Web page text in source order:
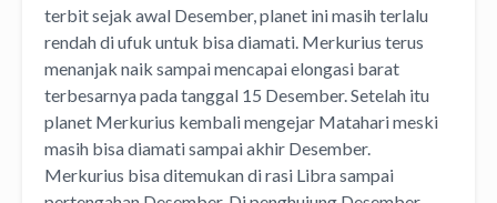
terbit sejak awal Desember, planet ini masih terlalu
rendah di ufuk untuk bisa diamati. Merkurius terus
menanjak naik sampai mencapai elongasi barat
terbesarnya pada tanggal 15 Desember. Setelah itu
planet Merkurius kembali mengejar Matahari meski
masih bisa diamati sampai akhir Desember.
Merkurius bisa ditemukan di rasi Libra sampai